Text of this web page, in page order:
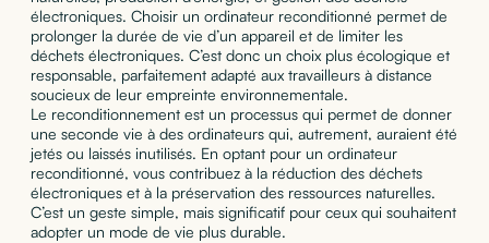
électroniques. Choisir un ordinateur reconditionné permet de
prolonger la durée de vie d’un appareil et de limiter les
déchets électroniques. C’est donc un choix plus écologique et
responsable, parfaitement adapté aux travailleurs à distance
soucieux de leur empreinte environnementale.
Le reconditionnement est un processus qui permet de donner
une seconde vie à des ordinateurs qui, autrement, auraient été
jetés ou laissés inutilisés. En optant pour un ordinateur
reconditionné, vous contribuez à la réduction des déchets
électroniques et à la préservation des ressources naturelles.
C’est un geste simple, mais significatif pour ceux qui souhaitent
adopter un mode de vie plus durable.